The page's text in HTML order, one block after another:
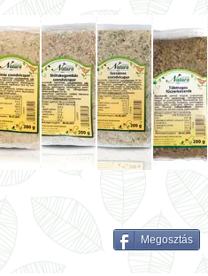
Megosztás